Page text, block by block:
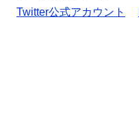
Twitter公式アカウント